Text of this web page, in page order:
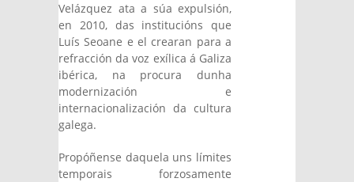
Velázquez ata a súa expulsión,
en 2010, das institucións que
Luís Seoane e el crearan para a
refracción da voz exílica á Galiza
ibérica, na procura dunha
modernización e
internacionalización da cultura
galega.
Propóñense daquela uns límites
temporais forzosamente